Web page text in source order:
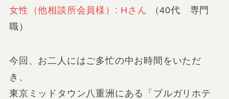
女性（他相談所会員様）: Hさん
（40代 専門
職）
今回、お二人にはご多忙の中お時間をいただ
き、
東京ミッドタウン八重洲にある「ブルガリホテ